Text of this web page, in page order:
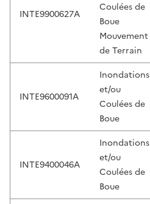
INTE9900627A
Coulées de
Boue
Mouvement
de Terrain
INTE9600091A
Inondations
et/ou
Coulées de
Boue
INTE9400046A
Inondations
et/ou
Coulées de
Boue